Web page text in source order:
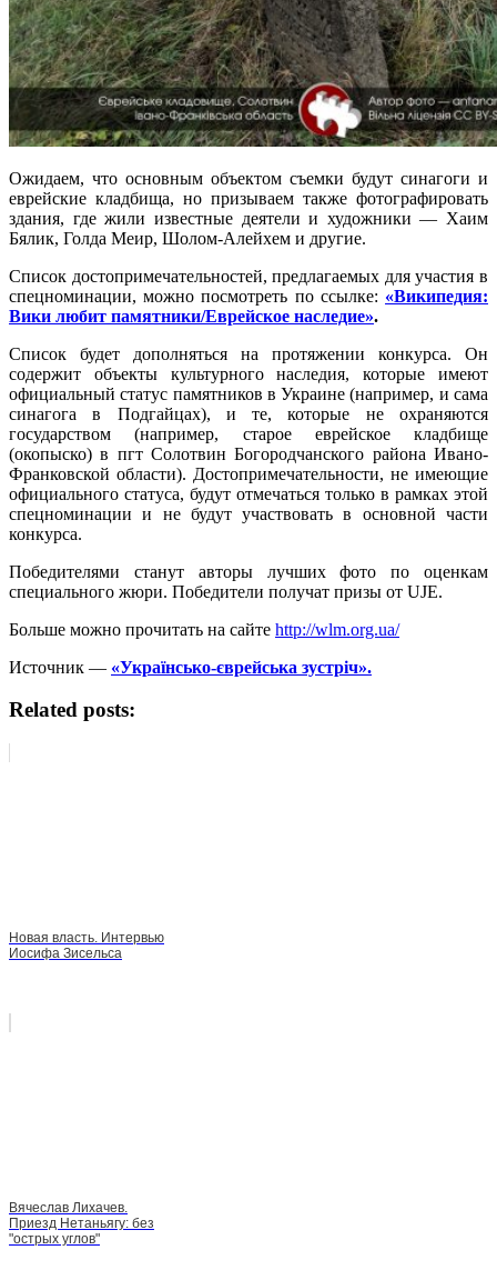
Ожидаем, что основным объектом съемки будут синагоги и
еврейские кладбища, но призываем также фотографировать
здания, где жили известные деятели и художники — Хаим
Бялик, Голда Меир, Шолом-Алейхем и другие.
Список достопримечательностей, предлагаемых для участия в
спецноминации, можно посмотреть по ссылке: «Википедия:
Вики любит памятники/Еврейское наследие».
Список будет дополняться на протяжении конкурса. Он
содержит объекты культурного наследия, которые имеют
официальный статус памятников в Украине (например, и сама
синагога в Подгайцах), и те, которые не охраняются
государством (например, старое еврейское кладбище
(окопыско) в пгт Солотвин Богородчанского района Ивано-
Франковской области). Достопримечательности, не имеющие
официального статуса, будут отмечаться только в рамках этой
спецноминации и не будут участвовать в основной части
конкурса.
Победителями станут авторы лучших фото по оценкам
специального жюри. Победители получат призы от UJE.
Больше можно прочитать на сайте http://wlm.org.ua/
Источник — «Українсько-єврейська зустріч».
Related posts:
Новая власть. Интервью
Иосифа Зисельса
Вячеслав Лихачев.
Приезд Нетаньягу: без
"острых углов"